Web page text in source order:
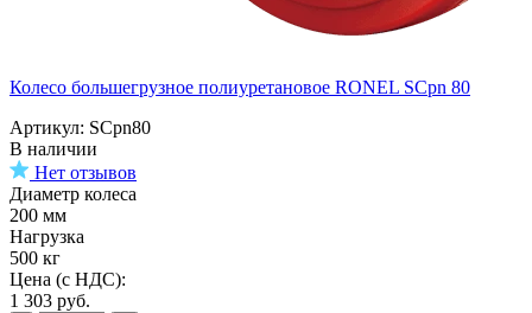
Колесо большегрузное полиуретановое RONEL SCpn 80
Артикул: SCpn80
В наличии
Нет отзывов
Диаметр колеса
200 мм
Нагрузка
500 кг
Цена (с НДС):
1 303 руб.